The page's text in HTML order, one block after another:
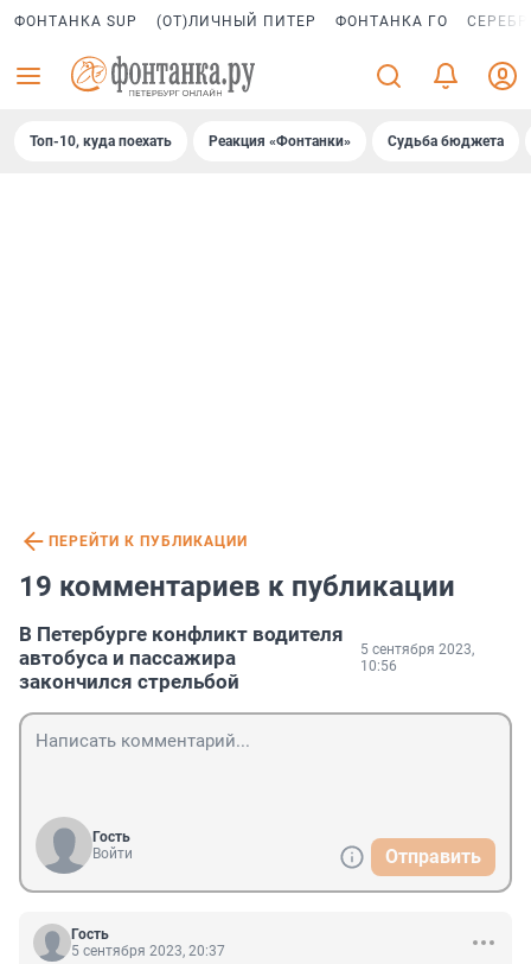
ФОНТАНКА SUP (ОТ)ЛИЧНЫЙ ПИТЕР ФОНТАНКА ГО
Топ-10, куда поехать Реакция «Фонтанки» Судьба бюджета
ПЕРЕЙТИ К ПУБЛИКАЦИИ
19 комментариев к публикации
В Петербурге конфликт водителя
автобуса и пассажира
закончился стрельбой
5 сентября 2023,
10:56
Гость
Войти
Отправить
Гость
5 сентября 2023, 20:37